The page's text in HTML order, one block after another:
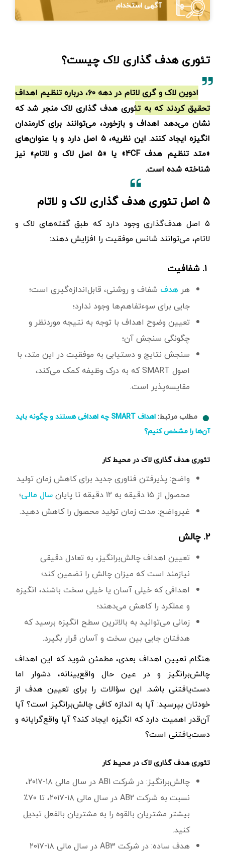
آگهی استخدام
تئوری هدف گذاری لاک چیست؟
ادوین لاک و گری لاتام در دهه ۶۰، درباره تنظیم اهداف
تحقیق کردند که به تئوری هدف گذاری لاک منجر شد که
نشان می‌دهد اهداف و بازخورد، می‌توانند برای کارمندان
انگیزه ایجاد کنند. این نظریه، ۵ اصل دارد و با عنوان‌های
«متد تنظیم هدف 4CF» یا «۵ اصل لاک و لاتام» نیز
شناخته شده‌ است.
۵ اصل تئوری هدف گذاری لاک و لاتام
۵ اصل هدف‌گذاری وجود دارد که طبق گفته‌های لاک و
لاتام، می‌توانند شانس موفقیت را افزایش دهند:
هر هدف شفاف و روشنی، قابل‌اندازه‌گیری است؛
جایی برای سوءتفاهم‌ها وجود ندارد؛
تعیین وضوح اهداف با توجه به نتیجه موردنظر و
چگونگی سنجش آن؛
سنجش نتایج و دستیابی به موفقیت در این متد، با
اصول SMART که به درک وظیفه کمک می‌کند،
مقایسه‌پذیر است.
مطلب مرتبط:
اهداف SMART چه اهدافی هستند و چگونه باید
آن‌ها را مشخص کنیم؟
تئوری هدف گذاری لاک در محیط کار
واضح: پذیرفتن فناوری جدید برای کاهش زمان تولید
محصول از ۱۵ دقیقه به ۱۲ دقیقه تا پایان
سال مالی؛
غیرواضح: مدت زمان تولید محصول را کاهش دهید.
۲. چالش
تعیین اهداف چالش‌برانگیز، به تعادل دقیقی
نیازمند است که میزان چالش را تضمین کند؛
اهدافی که خیلی آسان یا خیلی سخت باشند، انگیزه
و عملکرد را کاهش می‌دهند؛
زمانی می‌توانید به بالاترین سطح انگیزه برسید که
هدفتان جایی بین سخت و آسان قرار بگیرد.
هنگام تعیین اهداف بعدی، مطمئن شوید که این اهداف
چالش‌برانگیز و در عین حال واقع‌بینانه، دشوار اما
دست‌یافتنی باشد. این سؤالات را برای تعیین هدف از
خودتان بپرسید: آیا به اندازه کافی چالش‌برانگیز است؟ آیا
آن‌قدر اهمیت دارد که انگیزه ایجاد کند؟ آیا واقع‌‌گرایانه و
دست‌یافتنی است؟
تئوری هدف گذاری لاک در محیط کار
چالش‌برانگیز: در شرکت AB1 در سال مالی ۱۸-۲۰۱۷،
نسبت به شرکت AB2 در سال مالی ۱۸-۲۰۱۷، تا ۷۰٪
بیشتر مشتریان بالقوه را به مشتریان بالفعل تبدیل
کنید.
هدف ساده: در شرکت AB3 در سال مالی ۱۸-۲۰۱۷